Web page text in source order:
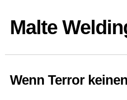
Malte
Wenn Terror